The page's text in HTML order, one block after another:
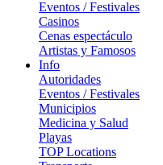
Eventos / Festivales
Casinos
Cenas espectáculo
Artistas y Famosos
Info
Autoridades
Eventos / Festivales
Municipios
Medicina y Salud
Playas
TOP Locations